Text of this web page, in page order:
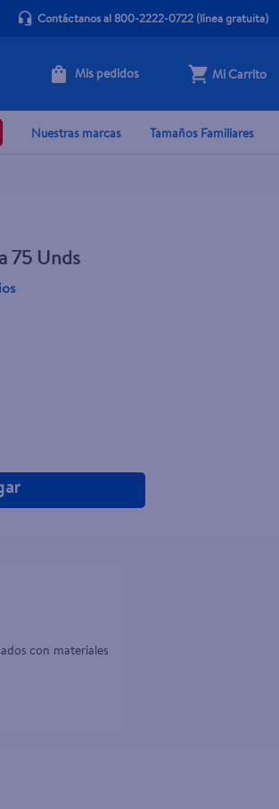
Contáctanos al 800-2222-0722(línea gratuita)
Mis pedidos Mi Carrito
Nuestras marcas Tamaños Familiares
75 Unds
+ Agregar
con materiales